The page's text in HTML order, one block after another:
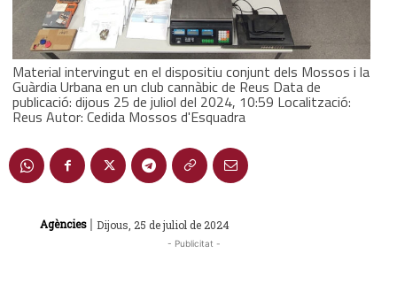
Material intervingut en el dispositiu conjunt dels Mossos i la
Guàrdia Urbana en un club cannàbic de Reus Data de
publicació: dijous 25 de juliol del 2024, 10:59 Localització:
Reus Autor: Cedida Mossos d'Esquadra
Agències | Dijous, 25 de juliol de 2024
- Publicitat -